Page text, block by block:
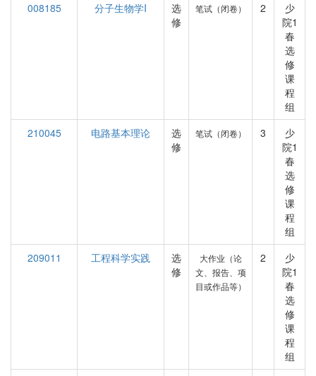
008185
分子生物学I
选
修
笔试（闭卷） 2
少
院1
春
选
修
课
程
组
210045
电路基本理论
选
修
笔试（闭卷） 3
少
院1
春
选
修
课
程
组
209011
工程科学实践
选
修
大作业（论
文、报告、项
目或作品等）
2
少
院1
春
选
修
课
程
组